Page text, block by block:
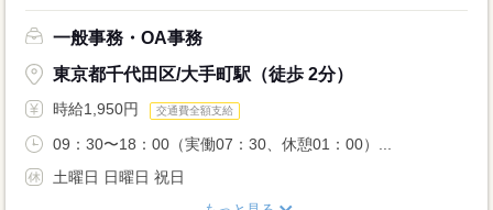
一般事務・OA事務
東京都千代田区/大手町駅（徒歩 2分）
時給1,950円 交通費全額支給
09：30〜18：00（実働07：30、休憩01：00）...
土曜日 日曜日 祝日